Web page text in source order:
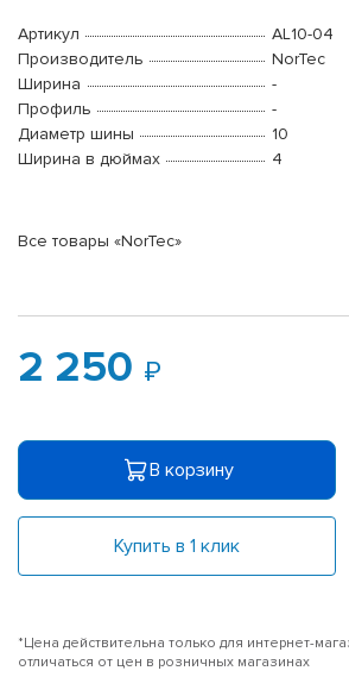
Артикул
AL10-04
Производитель
NorTec
Ширина
-
Профиль
-
Диаметр шины
10
Ширина в дюймах
4
Все товары «NorTec»
2 250
В корзину
Купить в 1 клик
*Цена действительна только для интернет-
отличаться от цен в розничных магазинах